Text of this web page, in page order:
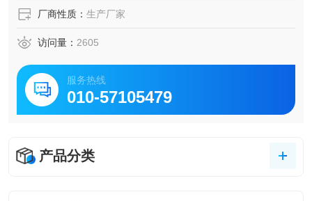
厂商性质： 生产厂家
访问量： 2605
服务热线
010-57105479
产品分类